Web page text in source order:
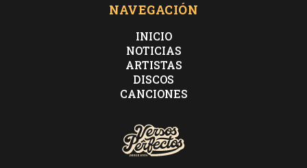
NAVEGACIÓN
INICIO
NOTICIAS
ARTISTAS
DISCOS
CANCIONES